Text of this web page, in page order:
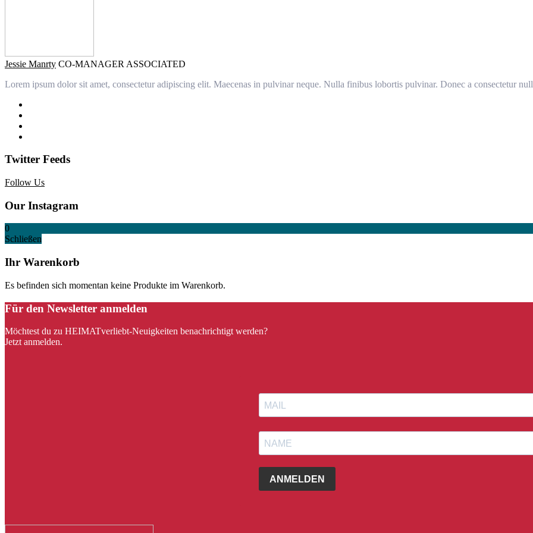
Jessie Manrty CO-MANAGER ASSOCIATED
Lorem ipsum dolor sit amet, consectetur adipiscing elit. Maecenas in pulvinar neque. Nulla finibus lobortis pulvinar. Donec a consectetur
Twitter Feeds
Follow Us
Our Instagram
0
Schließen
Ihr Warenkorb
Es befinden sich momentan keine Produkte im Warenkorb.
Für den Newsletter anmelden
Möchtest du zu HEIMATverliebt-Neuigkeiten benachrichtigt werden?
Jetzt anmelden.
ANMELDEN